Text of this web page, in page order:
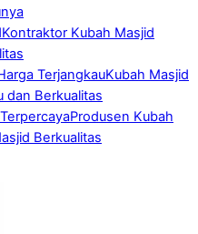
Kontraktor Kubah Masjid
Kubah Masjid
dan Berkualitas
Produsen Kubah
Berkualitas